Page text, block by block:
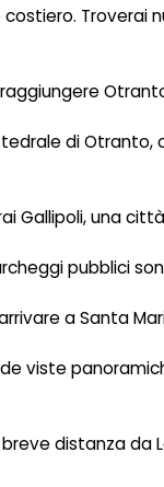
raggiungere
di Otranto,
Gallipoli, una
pubblici
a Santa
viste
breve distanza da